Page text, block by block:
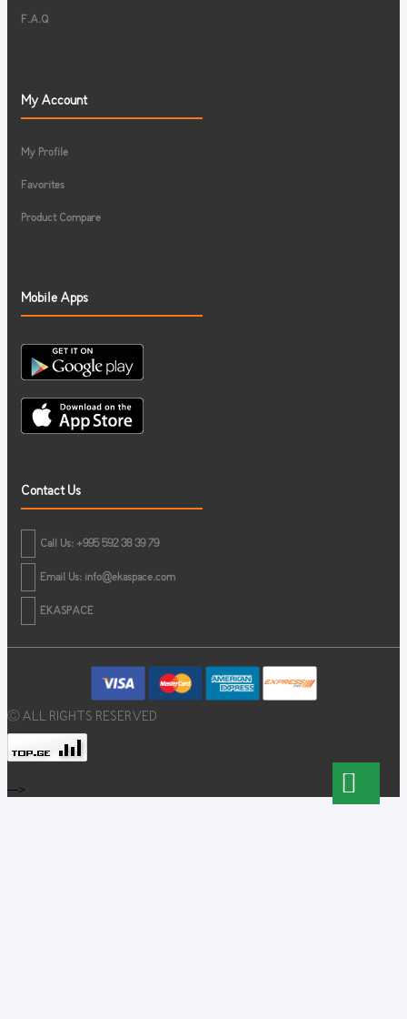
F.A.Q
My Account
My Profile
Favorites
Product Compare
Mobile Apps
Contact Us
Call Us: +995 592 38 39 79
Email Us: info@ekaspace.com
EKASPACE
© ALL RIGHTS RESERVED
-->